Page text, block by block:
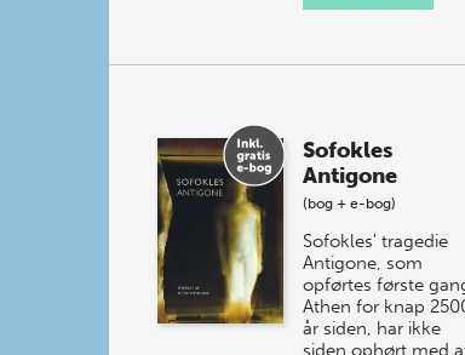
Sofokles
Antigone
(bog + e-bog)
Sofokles' tragedie
Antigone, som
opførtes første
Athen for knap
år siden, har ikke
siden op­hørt med